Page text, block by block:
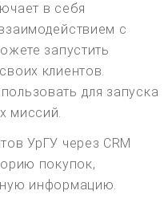
в себя
с
запустить
клиентов.
для запуска
миссий.
УрГУ через CRM
покупок,
информацию.